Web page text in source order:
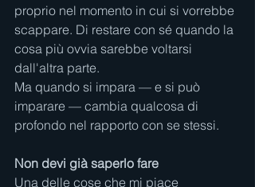
proprio nel momento in cui si vorrebbe
scappare. Di restare con sé quando la
cosa più ovvia sarebbe voltarsi
dall'altra parte.
Ma quando si impara — e si può
imparare — cambia qualcosa di
profondo nel rapporto con se stessi.
Non devi già saperlo fare
Una delle cose che mi piace